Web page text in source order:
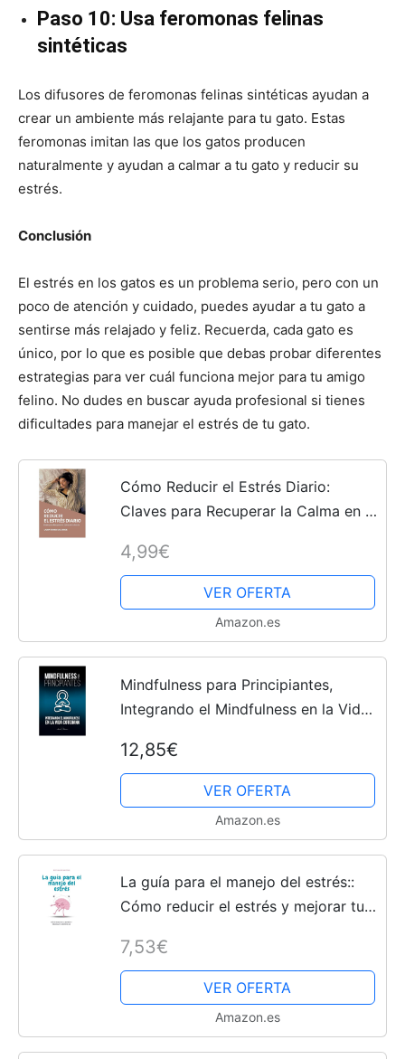
Paso 10: Usa feromonas felinas
sintéticas
Los difusores de feromonas felinas sintéticas ayudan a
crear un ambiente más relajante para tu gato. Estas
feromonas imitan las que los gatos producen
naturalmente y ayudan a calmar a tu gato y reducir su
estrés.
Conclusión
El estrés en los gatos es un problema serio, pero con un
poco de atención y cuidado, puedes ayudar a tu gato a
sentirse más relajado y feliz. Recuerda, cada gato es
único, por lo que es posible que debas probar diferentes
estrategias para ver cuál funciona mejor para tu amigo
felino. No dudes en buscar ayuda profesional si tienes
dificultades para manejar el estrés de tu gato.
Cómo Reducir el Estrés Diario:
Claves para Recuperar la Calma en tu
4,99€
VER OFERTA
Amazon.es
Mindfulness para Principiantes,
Integrando el Mindfulness en la Vida
y el estrés. Alcanza la Fortaleza
Mental y la ......
12,85€
VER OFERTA
Amazon.es
La guía para el manejo del estrés::
Cómo reducir el estrés y mejorar tu
7,53€
VER OFERTA
Amazon.es